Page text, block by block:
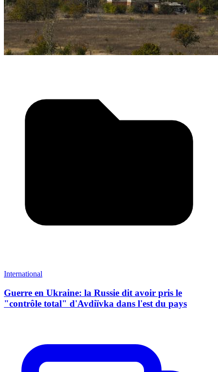
International
Guerre en Ukraine: la Russie dit avoir pris le
"contrôle total" d'Avdiïvka dans l'est du pays